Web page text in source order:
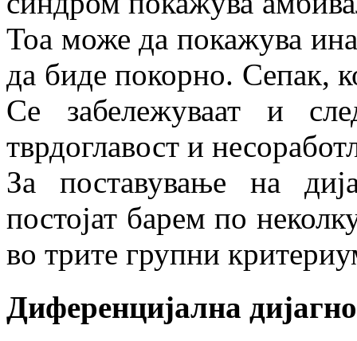
Тоа може да покажува
да биде покорно. Сепак,
Се забележуваат и
тврдоглавост и
За поставување на
постојат барем по
во трите групни
Диференцијална